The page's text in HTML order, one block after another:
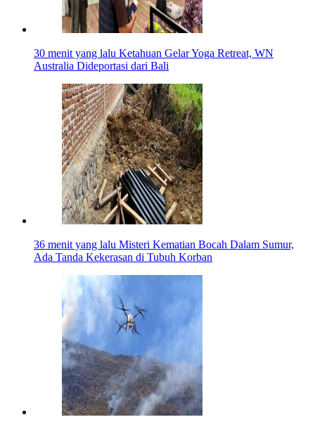
30 menit yang lalu Ketahuan Gelar Yoga Retreat, WN
Australia Dideportasi dari Bali
36 menit yang lalu Misteri Kematian Bocah Dalam Sumur,
Ada Tanda Kekerasan di Tubuh Korban